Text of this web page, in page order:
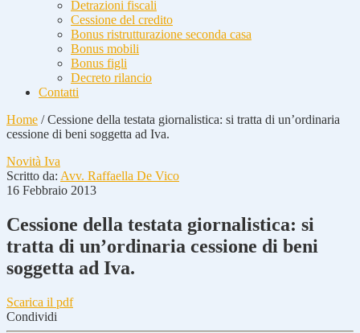
Detrazioni fiscali
Cessione del credito
Bonus ristrutturazione seconda casa
Bonus mobili
Bonus figli
Decreto rilancio
Contatti
Home /Cessione della testata giornalistica: si tratta di un’ordinaria
cessione di beni soggetta ad Iva.
Novità Iva
Scritto da: Avv. Raffaella De Vico
16 Febbraio 2013
Cessione della testata giornalistica: si
tratta di un’ordinaria cessione di beni
soggetta ad Iva.
Scarica il pdf
Condividi